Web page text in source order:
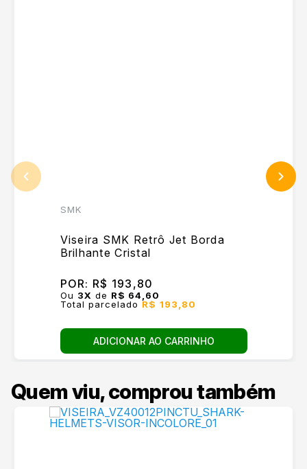
SMK
Viseira SMK Retrô Jet Borda
Brilhante Cristal
POR: R$ 193,80
Ou 3X de R$ 64,60
Total parceladoR$ 193,80
ADICIONAR AO CARRINHO
Quem viu, comprou também